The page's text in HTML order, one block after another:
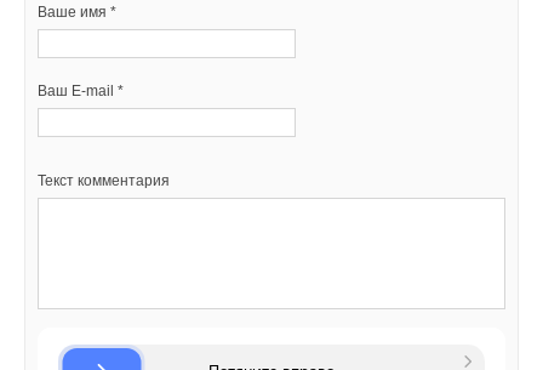
Ваше имя *
Ваш E-mail *
Текст комментария